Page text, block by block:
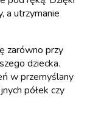
a utrzymanie
zarówno przy
dziecka.
w przemyślany
półek czy